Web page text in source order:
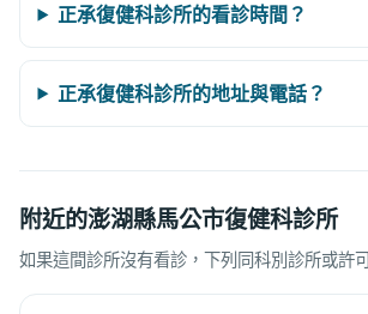
正承復健科診所的看診時間？
正承復健科診所的地址與電話？
附近的澎湖縣馬公市復健科診所
如果這間診所沒有看診，下列同科別診所或許